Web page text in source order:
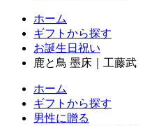
ホーム
ギフトから探す
お誕生日祝い
鹿と鳥 墨床｜工藤武
ホーム
ギフトから探す
男性に贈る